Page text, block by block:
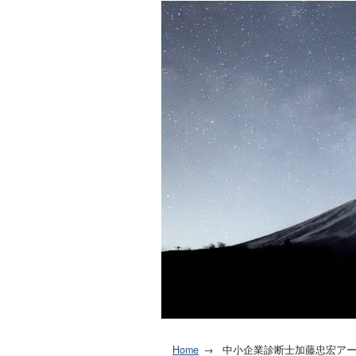
Home 中小企業診断士加藤忠宏ア